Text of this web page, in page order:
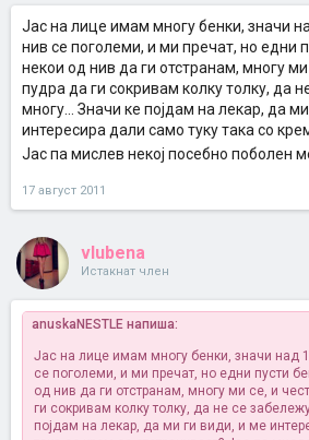
Jас на лице имам многу бенки, значи
нив се поголеми, и ми пречат, но едни
некои од нив да ги отстранам, многу
пудра да ги сокривам колку толку, да
многу... Значи ке појдам на лекар, да
интересира дали само туку така со
Јас па мислев некој посебно поболен
17 август 2011
vlubena
Истакнат член
anuskaNESTLE напиша:
Jас на лице имам многу бенки, значи над
се поголеми, и ми пречат, но едни пусти
од нив да ги отстранам, многу ми се, и
ги сокривам колку толку, да не се
појдам на лекар, да ми ги види, и ме